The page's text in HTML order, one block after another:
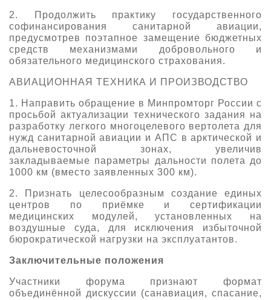
2. Продолжить практику государственного
софинансирования санитарной авиации,
предусмотрев поэтапное замещение бюджетных
средств механизмами добровольного и
обязательного медицинского страхования.
АВИАЦИОННАЯ ТЕХНИКА И ПРОИЗВОДСТВО
1. Направить обращение в Минпромторг России с
просьбой актуализации технического задания на
разработку легкого многоцелевого вертолета для
нужд санитарной авиации и АПС в арктической и
дальневосточной зонах, увеличив
закладываемые параметры дальности полета до
1000 км (вместо заявленных 300 км).
2. Признать целесообразным создание единых
центров по приёмке и сертификации
медицинских модулей, установленных на
воздушные суда, для исключения избыточной
бюрократической нагрузки на эксплуатантов.
Заключительные положения
Участники форума признают формат
объединённой дискуссии (санавиация, спасание,